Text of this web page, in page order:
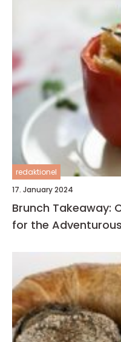
redaktionel
17. January 2024
Brunch Takeaway:
for the